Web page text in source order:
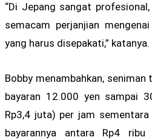
“Di Jepang sangat
semacam perjanjian
yang harus disepakati,” katanya.
Bobby menambahkan,
bayaran 12.000 yen sampai
Rp3,4 juta) per jam
bayarannya antara Rp4